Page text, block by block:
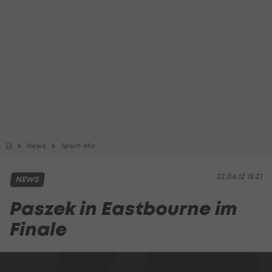
News Sport-Mix
22.06.12 15:21
NEWS
Paszek in Eastbourne im
Finale